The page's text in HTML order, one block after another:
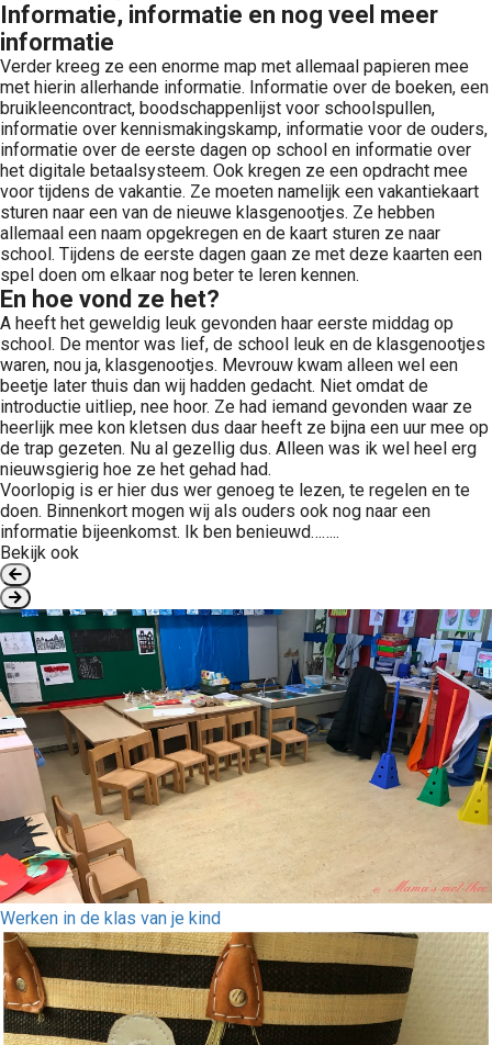
Informatie, informatie en nog veel meer
informatie
Verder kreeg ze een enorme map met allemaal papieren mee
met hierin allerhande informatie. Informatie over de boeken, een
bruikleencontract, boodschappenlijst voor schoolspullen,
informatie over kennismakingskamp, informatie voor de ouders,
informatie over de eerste dagen op school en informatie over
het digitale betaalsysteem. Ook kregen ze een opdracht mee
voor tijdens de vakantie. Ze moeten namelijk een vakantiekaart
sturen naar een van de nieuwe klasgenootjes. Ze hebben
allemaal een naam opgekregen en de kaart sturen ze naar
school. Tijdens de eerste dagen gaan ze met deze kaarten een
spel doen om elkaar nog beter te leren kennen.
En hoe vond ze het?
A heeft het geweldig leuk gevonden haar eerste middag op
school. De mentor was lief, de school leuk en de klasgenootjes
waren, nou ja, klasgenootjes. Mevrouw kwam alleen wel een
beetje later thuis dan wij hadden gedacht. Niet omdat de
introductie uitliep, nee hoor. Ze had iemand gevonden waar ze
heerlijk mee kon kletsen dus daar heeft ze bijna een uur mee op
de trap gezeten. Nu al gezellig dus. Alleen was ik wel heel erg
nieuwsgierig hoe ze het gehad had.
Voorlopig is er hier dus wer genoeg te lezen, te regelen en te
doen. Binnenkort mogen wij als ouders ook nog naar een
informatie bijeenkomst. Ik ben benieuwd……..
Bekijk ook
Werken in de klas van je kind